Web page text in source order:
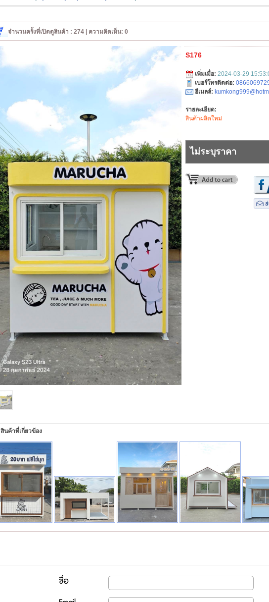
จำนวนครั้งที่เปิดดูสินค้า : 274 | ความคิดเห็น: 0
S176
เพิ่มเมื่อ: 2024-03-29
เบอร์โทรติดต่อ:
อีเมลล์:
รายละเอียด:
สินค้าผลิตใหม่
ไม่ระบุราคา
สินค้าที่เกี่ยวข้อง
ชื่อ